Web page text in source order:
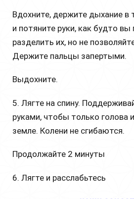
Вдохните, держите дыхание в
и потяните руки, как будто вы
разделить их, но не
Держите пальцы запертыми.
Выдохните.
5. Лягте на спину.
руками, чтобы только голова
земле. Колени не сгибаются.
Продолжайте 2 минуты
6. Лягте и расслабьтесь